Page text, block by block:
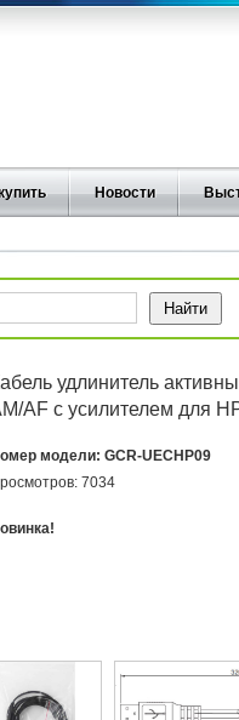
Новости
удлинитель
AF с усилителем для
модели: GCR-UECHP09
7034